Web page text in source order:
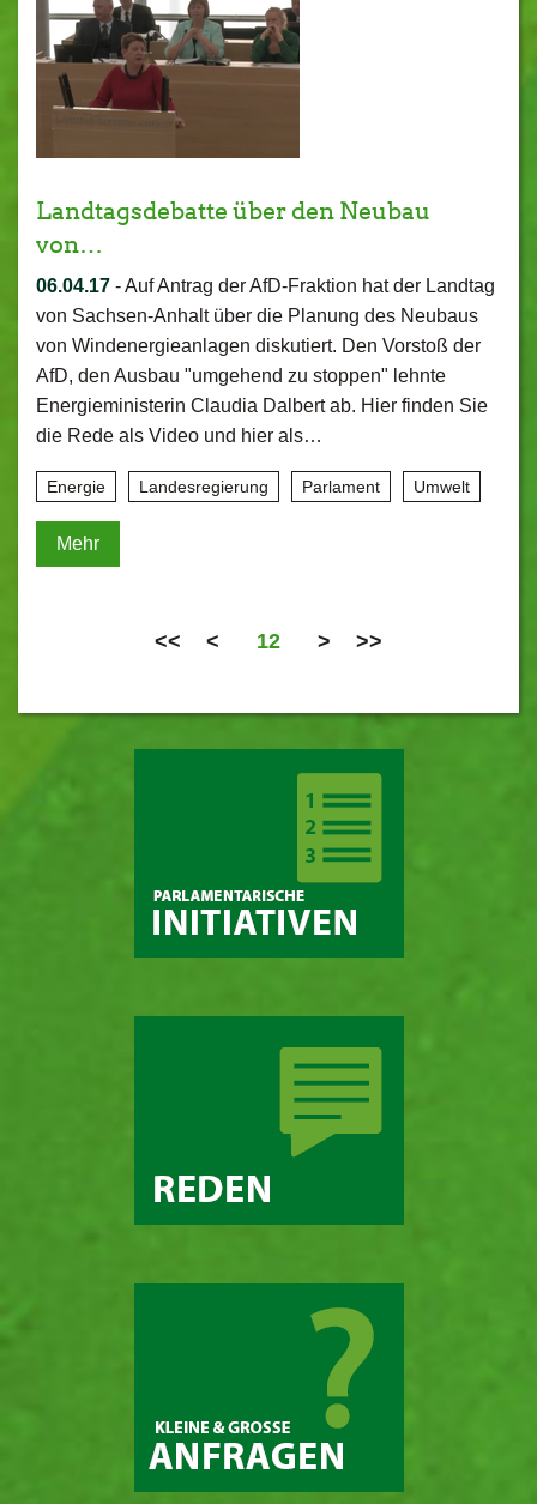
Landtagsdebatte über den Neubau
von…
06.04.17 -Auf Antrag der AfD-Fraktion hat der Landtag
von Sachsen-Anhalt über die Planung des Neubaus
von Windenergieanlagen diskutiert. Den Vorstoß der
AfD, den Ausbau "umgehend zu stoppen" lehnte
Energieministerin Claudia Dalbert ab. Hier finden Sie
die Rede als Video und hier als…
Energie Landesregierung Parlament Umwelt
Mehr
<< < 12 > >>